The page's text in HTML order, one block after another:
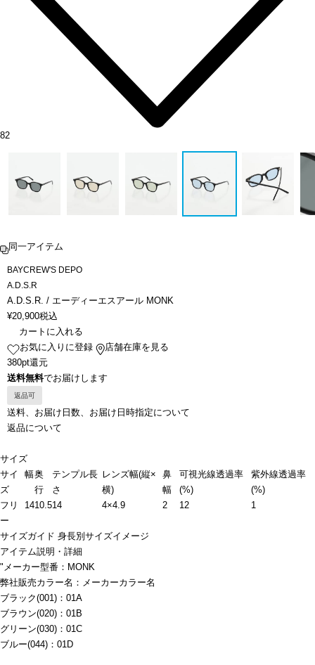
82
同一アイテム
BAYCREW'S DEPO
A.D.S.R
A.D.S.R. / エーディーエスアール MONK
¥20,900税込
カートに入れる
お気に入りに登録
店舗在庫を見る
380pt還元
送料無料でお届けします
返品可
送料、お届け日数、お届け日時指定について
返品について
サイズ
サイ
ズ
幅奥
行
テンプル長
さ
レンズ幅(縦×
横)
鼻
幅
可視光線透過率
(%)
紫外線透過率
(%)
フリ
ー
1410.514 4×4.9 2 12 1
サイズガイド 身長別サイズイメージ
アイテム説明・詳細
"メーカー型番：MONK
弊社販売カラー名：メーカーカラー名
ブラック(001)：01A
ブラウン(020)：01B
グリーン(030)：01C
ブルー(044)：01D